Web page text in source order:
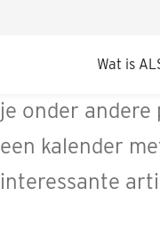
Wat is
Ons
je onder
een kalender
interessante